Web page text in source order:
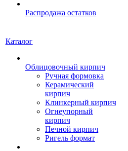
Распродажа остатков
Каталог
Облицовочный кирпич
Ручная формовка
Керамический
кирпич
Клинкерный кирпич
Огнеупорный
кирпич
Печной кирпич
Ригель формат